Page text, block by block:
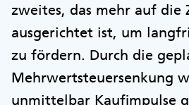
zweites, das mehr auf die
ausgerichtet ist, um
zu fördern. Durch die
Mehrwertsteuersenkung
unmittelbar Kaufimpulse